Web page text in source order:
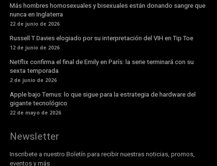
Más hombres homosexuales y bisexuales están donando sangre que
nunca en Inglaterra
22 de junio de 2026
Russell T Davies elogiado por su interpretación del VIH en Tip Toe
12 de junio de 2026
Netflix confirma el final de Emily en París: la serie terminará con su
sexta temporada
2 de junio de 2026
Apple bajo Ternus: lo que sigue para la estrategia de hardware del
gigante tecnológico
22 de mayo de 2026
Newsletter
Inscribete a nuestro Boletín para recibir nuestras noticias, promos,
eventos y más